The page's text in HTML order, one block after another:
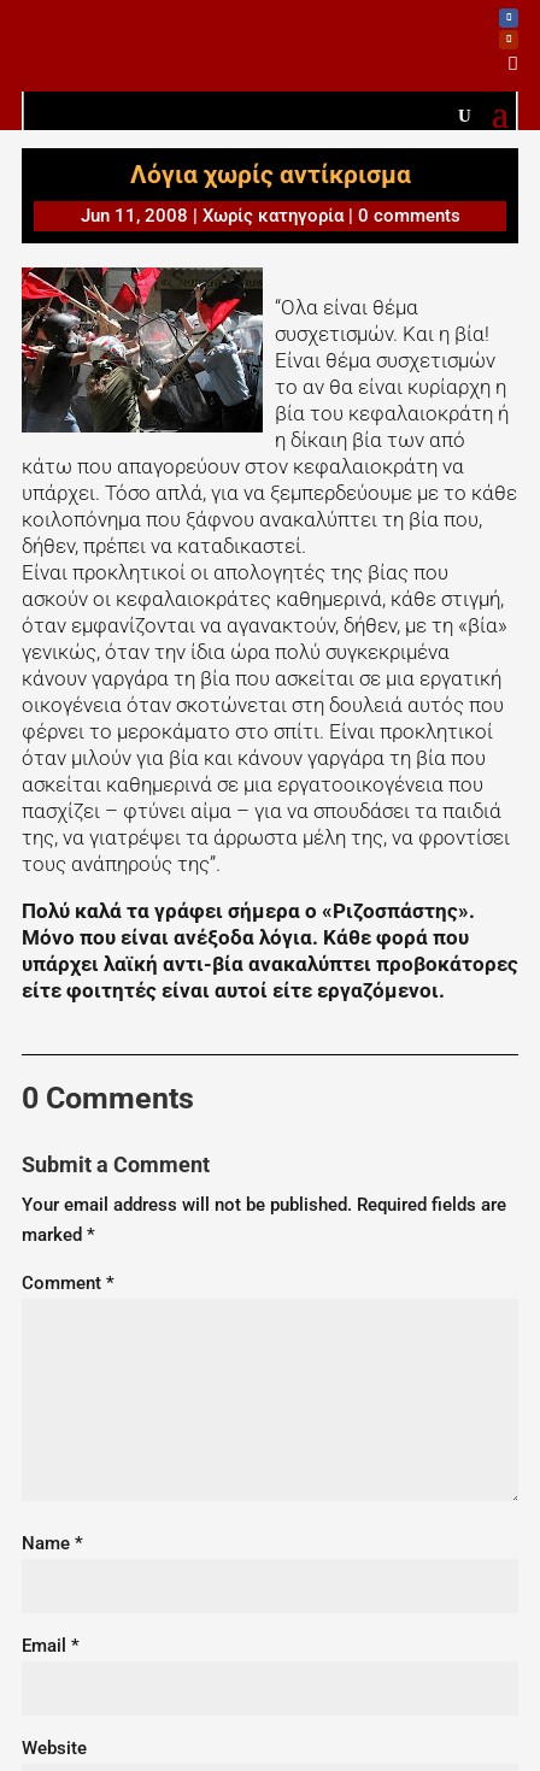

Λόγια χωρίς αντίκρισμα
Jun 11, 2008 | Χωρίς κατηγορία| 0 comments
“Ολα είναι θέμα
συσχετισμών. Και η βία!
Είναι θέμα συσχετισμών
το αν θα είναι κυρίαρχη η
βία του κεφαλαιοκράτη ή
η δίκαιη βία των από
κάτω που απαγορεύουν στον κεφαλαιοκράτη να
υπάρχει. Τόσο απλά, για να ξεμπερδεύουμε με το κάθε
κοιλοπόνημα που ξάφνου ανακαλύπτει τη βία που,
δήθεν, πρέπει να καταδικαστεί.
Είναι προκλητικοί οι απολογητές της βίας που
ασκούν οι κεφαλαιοκράτες καθημερινά, κάθε στιγμή,
όταν εμφανίζονται να αγανακτούν, δήθεν, με τη «βία»
γενικώς, όταν την ίδια ώρα πολύ συγκεκριμένα
κάνουν γαργάρα τη βία που ασκείται σε μια εργατική
οικογένεια όταν σκοτώνεται στη δουλειά αυτός που
φέρνει το μεροκάματο στο σπίτι. Είναι προκλητικοί
όταν μιλούν για βία και κάνουν γαργάρα τη βία που
ασκείται καθημερινά σε μια εργατοοικογένεια που
πασχίζει – φτύνει αίμα – για να σπουδάσει τα παιδιά
της, να γιατρέψει τα άρρωστα μέλη της, να φροντίσει
τους ανάπηρούς της”.
Πολύ καλά τα γράφει σήμερα ο «Ριζοσπάστης».
Μόνο που είναι ανέξοδα λόγια. Κάθε φορά που
υπάρχει λαϊκή αντι-βία ανακαλύπτει προβοκάτορες
είτε φοιτητές είναι αυτοί είτε εργαζόμενοι.
0 Comments
Submit a Comment
Your email address will not be published. Required fields are
marked *
Comment *
Name *
Email *
Website